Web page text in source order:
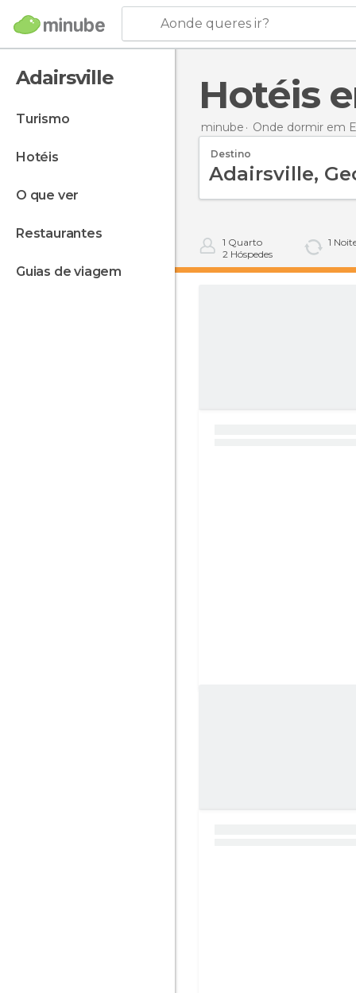
Aonde queres ir?
Adairsville
turismo
hotéis
o que ver
restaurantes
guias de viagem
Hotéis
minube Onde dormir em
Destino
1 Quarto
2 Hóspedes
1